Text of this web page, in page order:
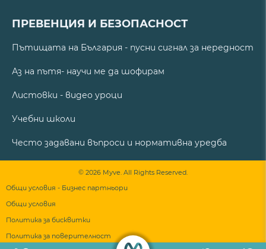
ПРЕВЕНЦИЯ И БЕЗОПАСНОСТ
Пътищата на България - пусни сигнал за нередност
Аз на пътя- научи ме да шофирам
Листовки - видео уроци
Учебни школи
Често задавани въпроси и нормативна уредба
© 2026 Myve. All Rights Reserved.
Общи условия - Бизнес партньори
Общи условия
Политика за бисквитки
Политика за поверителност